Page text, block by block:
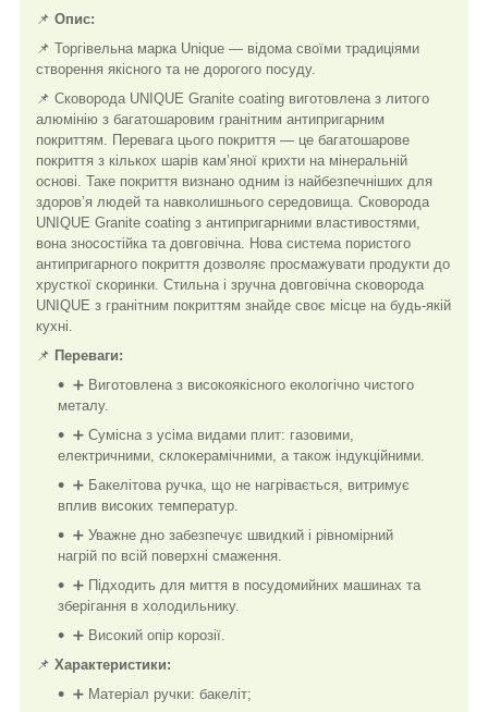
📌 Опис:
📌 Торгівельна марка Unique — відома своїми традиціями
створення якісного та не дорогого посуду.
📌 Сковорода UNIQUE Granite coating виготовлена ​​з литого
алюмінію з багатошаровим гранітним антипригарним
покриттям. Перевага цього покриття — це багатошарове
покриття з кількох шарів кам’яної крихти на мінеральній
основі. Таке покриття визнано одним із найбезпечніших для
здоров’я людей та навколишнього середовища. Сковорода
UNIQUE Granite coating з антипригарними властивостями,
вона зносостійка та довговічна. Нова система пористого
антипригарного покриття дозволяє просмажувати продукти до
хрусткої скоринки. Стильна і зручна довговічна сковорода
UNIQUE з гранітним покриттям знайде своє місце на будь-якій
кухні.
📌 Переваги:
➕ Виготовлена ​​з високоякісного екологічно чистого
металу.
➕ Сумісна з усіма видами плит: газовими,
електричними, склокерамічними, а також індукційними.
➕ Бакелітова ручка, що не нагрівається, витримує
вплив високих температур.
➕ Уважне дно забезпечує швидкий і рівномірний
нагрій по всій поверхні смаження.
➕ Підходить для миття в посудомийних машинах та
зберігання в холодильнику.
➕ Високий опір корозії.
📌 Характеристики:
➕ Матеріал ручки: бакеліт;